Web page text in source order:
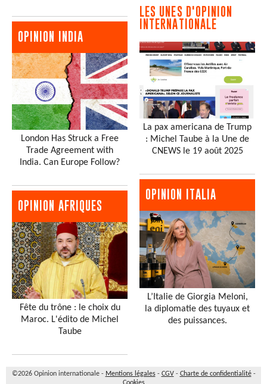
OPINION INDIA
London Has Struck a Free
Trade Agreement with
India. Can Europe Follow?
OPINION AFRIQUES
Fête du trône : le choix du
Maroc. L'édito de Michel
Taube
LES UNES D'OPINION
INTERNATIONALE
La pax americana de Trump
: Michel Taube à la Une de
CNEWS le 19 août 2025
OPINION ITALIA
L’Italie de Giorgia Meloni,
la diplomatie des tuyaux et
des puissances.
©2026 Opinion internationale - Mentions légales- CGV- Charte de confidentialité-